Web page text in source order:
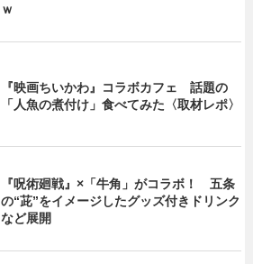
ｗ
『映画ちいかわ』コラボカフェ 話題の
「人魚の煮付け」食べてみた〈取材レポ〉
『呪術廻戦』×「牛角」がコラボ！ 五条
の“茈”をイメージしたグッズ付きドリンク
など展開